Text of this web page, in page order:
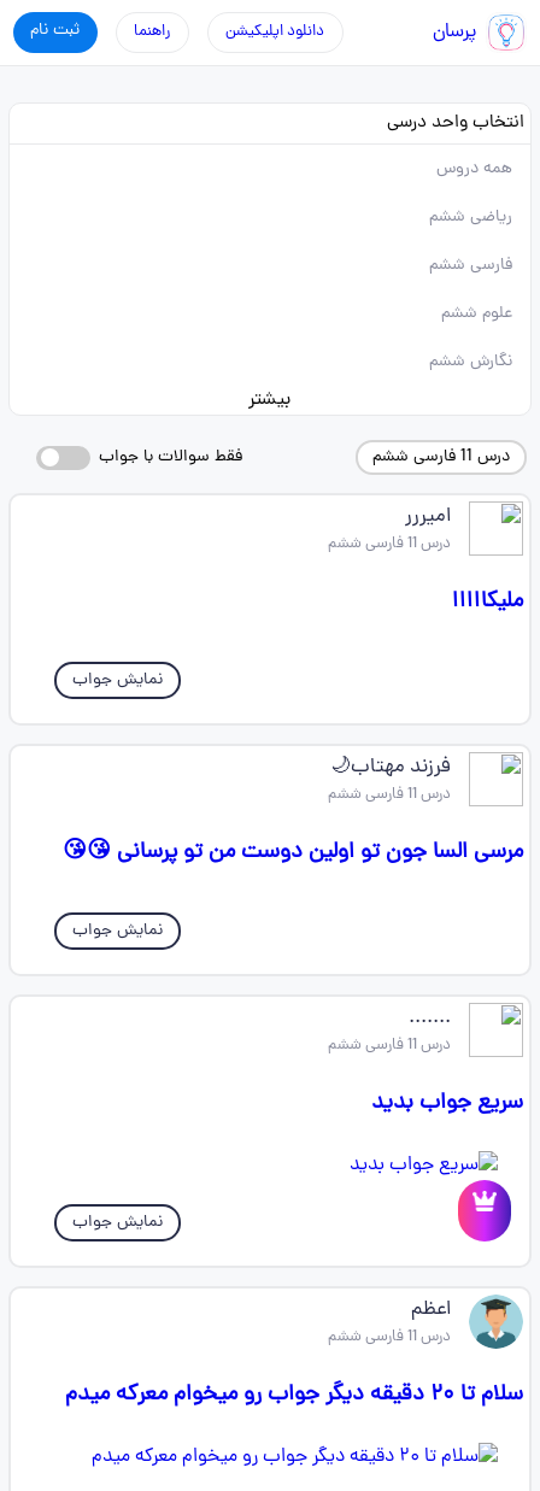
پرسان ثبت نام راهنما دانلود اپلیکیشن
انتخاب واحد درسی
همه دروس
ریاضی ششم
فارسی ششم
علوم ششم
نگارش ششم
بیشتر
درس 11 فارسی ششم فقط سوالات با جواب
امیررر
درس 11 فارسی ششم
ملیکااااا
نمایش جواب
فرزند مهتاب🌙
درس 11 فارسی ششم
مرسی السا جون تو اولین دوست من تو پرسانی 😘😘
نمایش جواب
.......
درس 11 فارسی ششم
سریع جواب بدید
نمایش جواب
اعظم
درس 11 فارسی ششم
سلام تا ۲۰ دقیقه دیگر جواب رو میخوام معرکه میدم